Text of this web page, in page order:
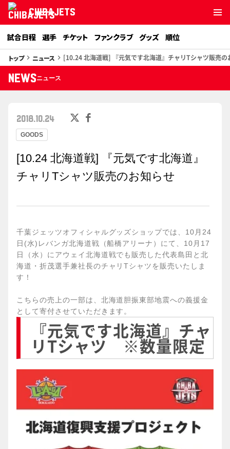
CHIBAJETS
試合日程 選手 チケット ファンクラブ グッズ 順位
トップkeyboard_arrow_right ニュース keyboard_arrow_right [10.24 北海道戦] 『元気です北海道』チャリTシャツ販売の
NEWSニュース
GOODS
2018.10.24
[10.24 北海道戦] 『元気です北海道』
チャリTシャツ販売のお知らせ
千葉ジェッツオフィシャルグッズショップでは、10月24
日(水)レバンガ北海道戦（船橋アリーナ）にて、10月17
日（水）にアウェイ北海道戦でも販売した代表島田と北
海道・折茂選手兼社長のチャリTシャツを販売いたしま
す！
こちらの売上の一部は、北海道胆振東部地震への義援金
として寄付させていただきます。
『元気です北海道』チャ
リTシャツ ※数量限定